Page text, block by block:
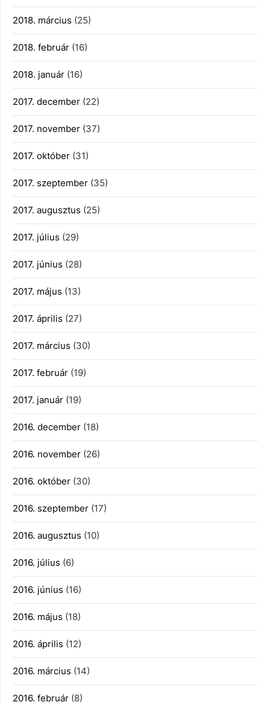
2018. március (25)
2018. február (16)
2018. január (16)
2017. december (22)
2017. november (37)
2017. október (31)
2017. szeptember (35)
2017. augusztus (25)
2017. július (29)
2017. június (28)
2017. május (13)
2017. április (27)
2017. március (30)
2017. február (19)
2017. január (19)
2016. december (18)
2016. november (26)
2016. október (30)
2016. szeptember (17)
2016. augusztus (10)
2016. július (6)
2016. június (16)
2016. május (18)
2016. április (12)
2016. március (14)
2016. február (8)